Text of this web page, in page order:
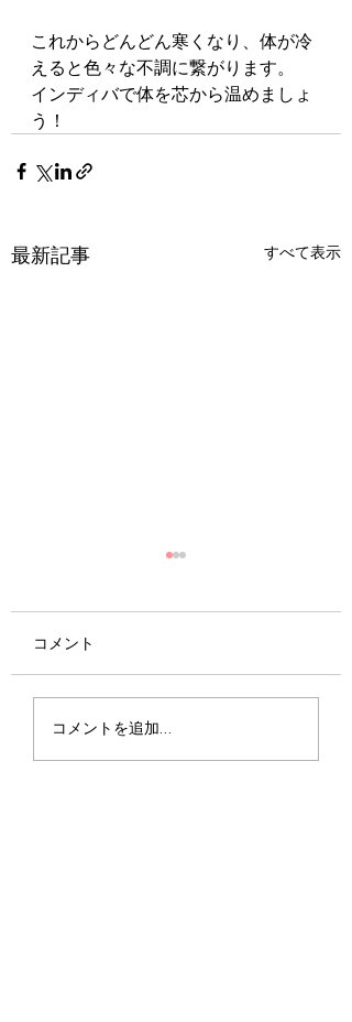
これからどんどん寒くなり、体が冷
えると色々な不調に繋がります。
インディバで体を芯から温めましょ
う！
最新記事 すべて表示
高周波はたるみに効
コメント
コメントを追加…